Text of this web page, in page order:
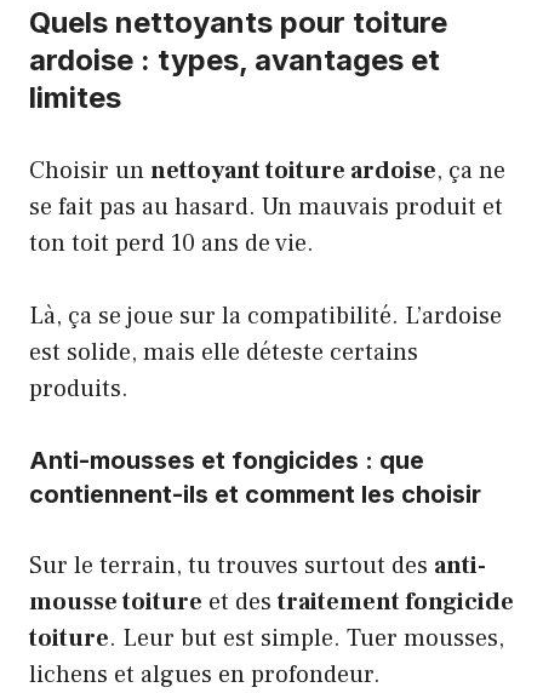
Quels nettoyants pour toiture
ardoise : types, avantages et
limites
Choisir unnettoyant toiture ardoise, ça ne
se fait pas au hasard. Un mauvais produit et
ton toit perd 10 ans de vie.
Là, ça se joue sur la compatibilité. L’ardoise
est solide, mais elle déteste certains
produits.
Anti-mousses et fongicides : que
contiennent-ils et comment les choisir
Sur le terrain, tu trouves surtout des anti-
mousse toiture et destraitement fongicide
toiture. Leur but est simple. Tuer mousses,
lichens et algues en profondeur.